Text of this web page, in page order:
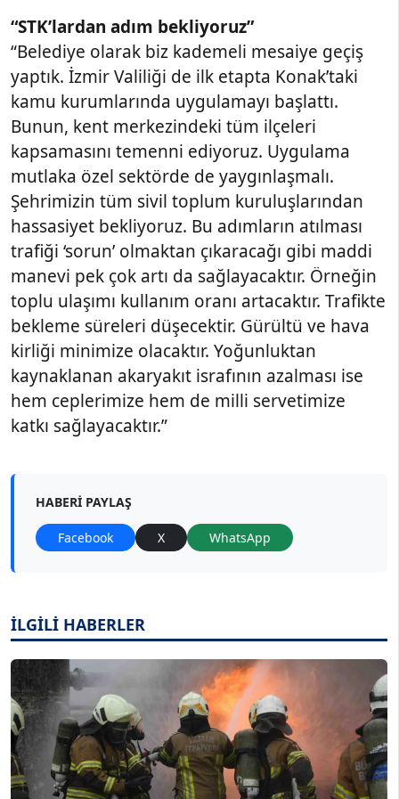
“STK’lardan adım bekliyoruz”
“Belediye olarak biz kademeli mesaiye geçiş
yaptık. İzmir Valiliği de ilk etapta Konak’taki
kamu kurumlarında uygulamayı başlattı.
Bunun, kent merkezindeki tüm ilçeleri
kapsamasını temenni ediyoruz. Uygulama
mutlaka özel sektörde de yaygınlaşmalı.
Şehrimizin tüm sivil toplum kuruluşlarından
hassasiyet bekliyoruz. Bu adımların atılması
trafiği ‘sorun’ olmaktan çıkaracağı gibi maddi
manevi pek çok artı da sağlayacaktır. Örneğin
toplu ulaşımı kullanım oranı artacaktır. Trafikte
bekleme süreleri düşecektir. Gürültü ve hava
kirliği minimize olacaktır. Yoğunluktan
kaynaklanan akaryakıt israfının azalması ise
hem ceplerimize hem de milli servetimize
katkı sağlayacaktır.”
HABERI PAYLAŞ
Facebook X WhatsApp
İLGİLİ HABERLER